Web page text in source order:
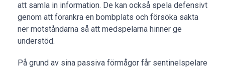
att samla in information. De kan också spela defensivt
genom att förankra en bombplats och försöka sakta
ner motståndarna så att medspelarna hinner ge
understöd.
På grund av sina passiva förmågor får sentinelspelare